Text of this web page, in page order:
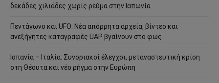
δεκάδες χιλιάδες χωρίς ρεύμα στην Ιαπωνία
Πεντάγωνο και UFO: Νέα απόρρητα αρχεία, βίντεο και
ανεξήγητες καταγραφές UAP βγαίνουν στο φως
Ισπανία – Ιταλία: Συνοριακοί έλεγχοι, μεταναστευτική κρίση
στη Θέουτα και νέο ρήγμα στην Ευρώπη